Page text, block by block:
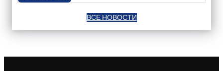
ВСЕ НОВОСТИ